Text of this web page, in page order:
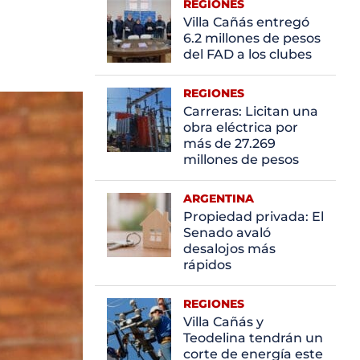
REGIONES
Villa Cañás entregó
6.2 millones de pesos
del FAD a los clubes
REGIONES
Carreras: Licitan una
obra eléctrica por
más de 27.269
millones de pesos
ARGENTINA
Propiedad privada: El
Senado avaló
desalojos más
rápidos
REGIONES
Villa Cañás y
Teodelina tendrán un
corte de energía este